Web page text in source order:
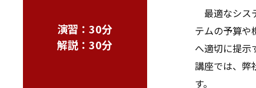
演習：30分
解説：30分
最適なシス
テムの予算や
へ適切に提示
講座では、弊
す。